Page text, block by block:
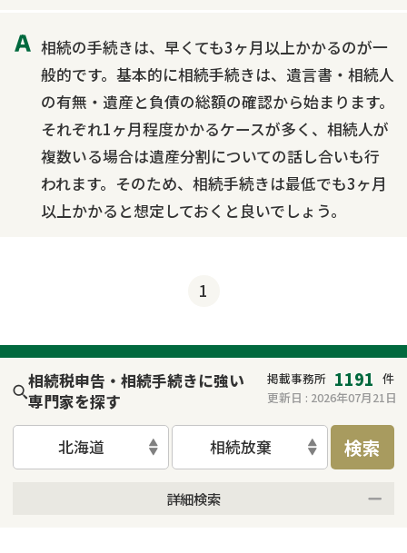
相続の手続きは、早くても3ヶ月以上かかるのが一
般的です。基本的に相続手続きは、遺言書・相続人
の有無・遺産と負債の総額の確認から始まります。
それぞれ1ヶ月程度かかるケースが多く、相続人が
複数いる場合は遺産分割についての話し合いも行
われます。そのため、相続手続きは最低でも3ヶ月
以上かかると想定しておくと良いでしょう。
1
相続税申告・相続手続きに強い
専門家を探す
掲載事務所 1191 件
更新日 : 2026年07月21日
北海道 相続放棄 検索
詳細検索